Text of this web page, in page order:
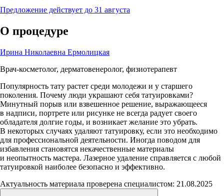
Предложение действует до 31 августа
О процедуре
Ирина Николаевна Ермолицкая
Врач-косметолог, дерматовенеролог, физиотерапевт
Популярность тату растет среди молодежи и у старшего
поколения. Почему люди украшают себя татуировками?
Минутный порыв или взвешенное решение, выражающееся
в надписи, портрете или рисунке не всегда радует своего
обладателя долгие годы, и возникает желание это убрать.
В некоторых случаях удаляют татуировку, если это необходимо
для профессиональной деятельности. Иногда поводом для
избавления становятся некачественные материалы
и неопытность мастера. Лазерное удаление справляется с любой
татуировкой наиболее безопасно и эффективно.
Актуальность материала проверена специалистом: 21.08.2025